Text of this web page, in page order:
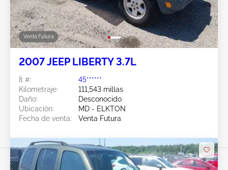
Venta Futura
2007 JEEP LIBERTY 3.7L
Ít #:
45******
Kilometraje:
111,543 millas
Daño:
Desconocido
Ubicación:
MD - ELKTON
Fecha de venta:
Venta Futura